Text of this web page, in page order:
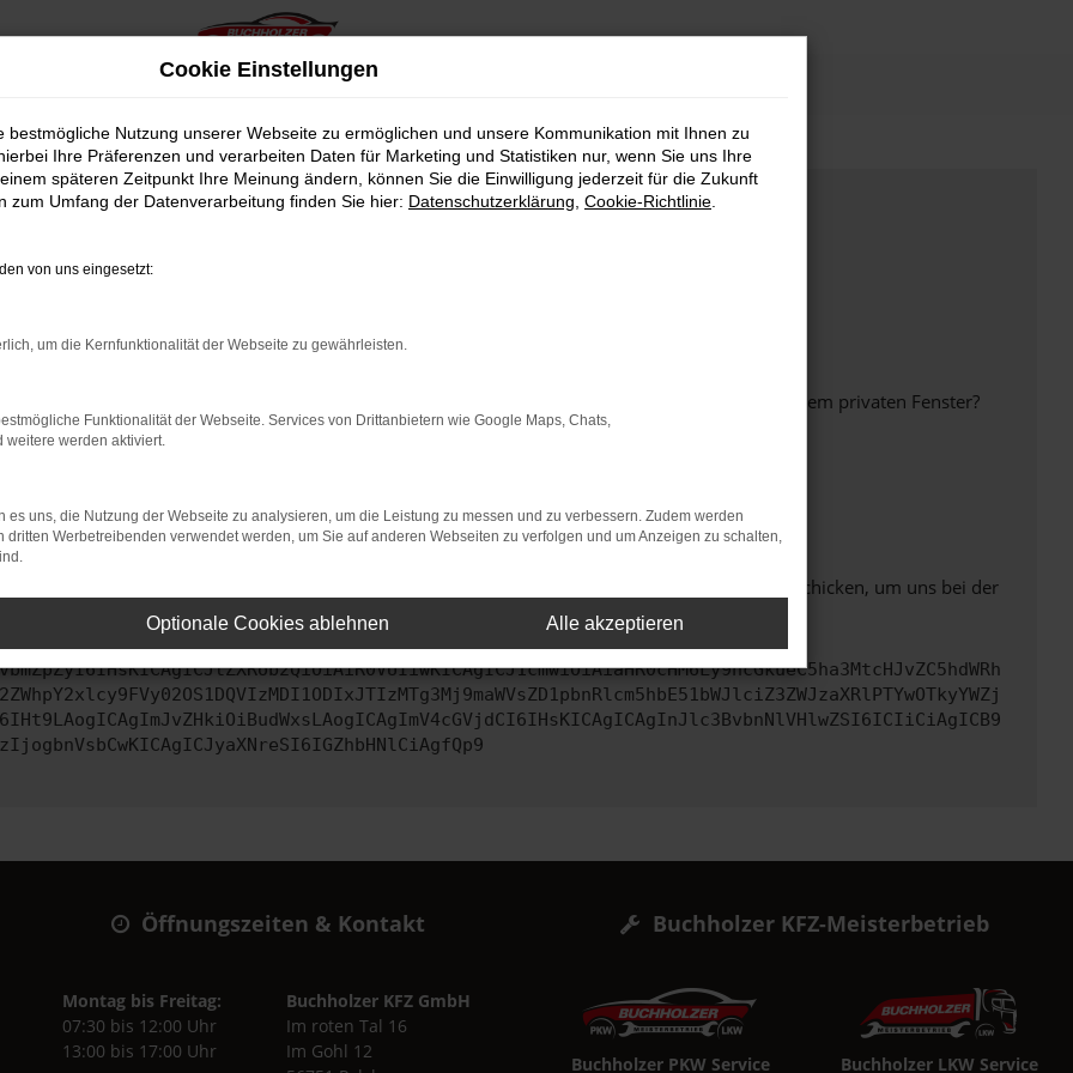
bestimmter Seiten verhindern. Funktioniert die Seite in einem anderen Browser oder in einem privaten Fenster?
beheben.
auf dem neuesten Stand sind.
kann auch dazu führen, dass bestimmte Funktionen nicht mehr unterstützt werden.
uns bitte. Wir werden versuchen, das Problem zu beheben. Du kannst uns diesen Text schicken, um uns bei der
Öffnungszeiten & Kontakt
Montag bis Freitag:
07:30 bis 12:00 Uhr
13:00 bis 17:00 Uhr
Buchholzer KFZ GmbH
Im roten Tal 16
Im Gohl 12
Buchholzer KFZ-Meisterbetrieb
Buchholzer PKW Service Buchholzer LKW Service
Cookie Einstellungen
bestmögliche Nutzung unserer Webseite zu ermöglichen und unsere Kommunikation mit Ihnen zu
Ihre Präferenzen und verarbeiten Daten für Marketing und Statistiken nur, wenn Sie uns Ihre
späteren Zeitpunkt Ihre Meinung ändern, können Sie die Einwilligung jederzeit für die Zukunft
zum Umfang der Datenverarbeitung finden Sie hier: Datenschutzerklärung Cookie-Richtlinie
von uns eingesetzt:
um die Kernfunktionalität der Webseite zu gewährleisten.
Funktionalität der Webseite. Services von Drittanbietern wie Google Maps, Chats,
weitere werden aktiviert.
es uns, die Nutzung der Webseite zu analysieren, um die Leistung zu messen und zu verbessern. Zudem werden
dritten Werbetreibenden verwendet werden, um Sie auf anderen Webseiten zu verfolgen und um Anzeigen zu schalten,
Optionale Cookies ablehnen Alle akzeptieren